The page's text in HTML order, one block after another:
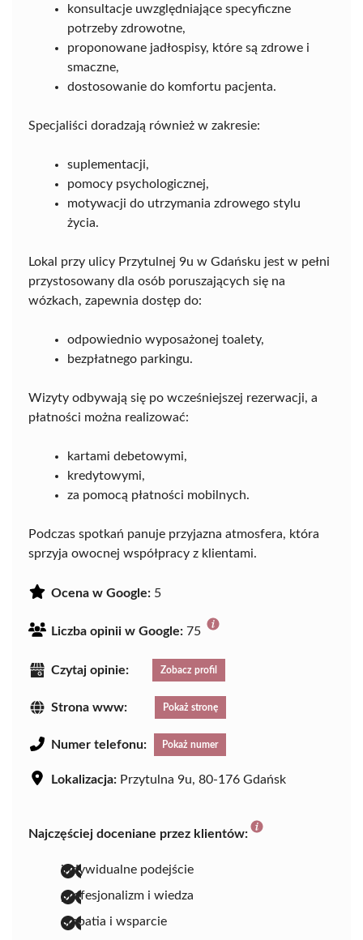
konsultacje uwzględniające specyficzne
potrzeby zdrowotne,
proponowane jadłospisy, które są zdrowe i
smaczne,
dostosowanie do komfortu pacjenta.
Specjaliści doradzają również w zakresie:
suplementacji,
pomocy psychologicznej,
motywacji do utrzymania zdrowego stylu
życia.
Lokal przy ulicy Przytulnej 9u w Gdańsku jest w pełni
przystosowany dla osób poruszających się na
wózkach, zapewnia dostęp do:
odpowiednio wyposażonej toalety,
bezpłatnego parkingu.
Wizyty odbywają się po wcześniejszej rezerwacji, a
płatności można realizować:
kartami debetowymi,
kredytowymi,
za pomocą płatności mobilnych.
Podczas spotkań panuje przyjazna atmosfera, która
sprzyja owocnej współpracy z klientami.
Ocena w Google: 5
Liczba opinii w Google: 75
Czytaj opinie: Zobacz profil
Strona www: Pokaż stronę
Numer telefonu: Pokaż numer
Lokalizacja: Przytulna 9u, 80-176 Gdańsk
Najczęściej doceniane przez klientów:
indywidualne podejście
profesjonalizm i wiedza
empatia i wsparcie